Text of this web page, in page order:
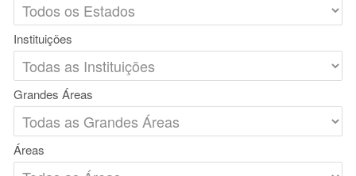
Instituições
Grandes Áreas
Áreas